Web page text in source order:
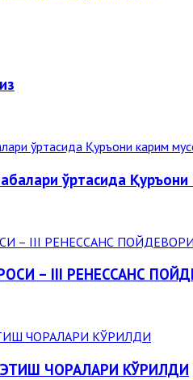
ўртасида Қуръони
– III РЕНЕССАНС
ЧОРАЛАРИ КЎРИЛДИ